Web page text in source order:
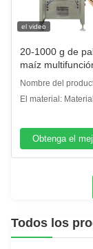
el video
20-1000 g de
maíz
automático de
de alimentos
sello trasero
Nombre del
de embalaje de
El material:
Obtenga el
Todos los